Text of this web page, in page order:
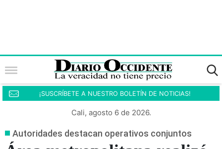
¡SUSCRÍBETE A NUESTRO BOLETÍN DE NOTICIAS!
Cali, agosto 6 de 2026.
Autoridades destacan operativos conjuntos